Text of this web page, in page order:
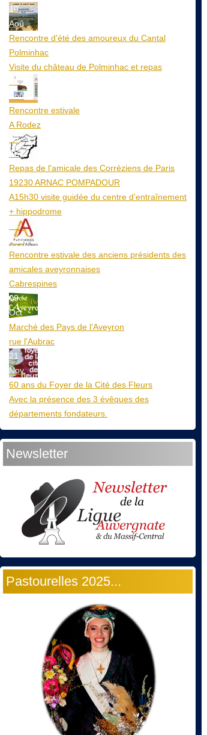
10
Aoû
Rencontre d'été des amoureux du Cantal
Polminhac
Visite du château de Polminhac et repas
12
Aoû
Rencontre estivale
A Rodez
23
Aoû
Repas de l'amicale des Corréziens de Paris
19230 ARNAC POMPADOUR
A15h30 visite guidée du centre d’entraînement
+ hippodrome
25
Aoû
Rencontre estivale des anciens présidents des
amicales aveyronnaises
Cabrespines
09
Oct
Marché des Pays de l’Aveyron
rue l'Aubrac
21
Nov
60 ans du Foyer de la Cité des Fleurs
Avec la présence des 3 évêques des
départements fondateurs.
Newsletter
Pastourelles 2025...